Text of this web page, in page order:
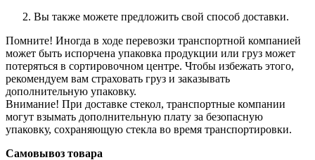
Вы также можете предложить свой способ доставки.
Помните! Иногда в ходе перевозки транспортной компанией
может быть испорчена упаковка продукции или груз может
потеряться в сортировочном центре. Чтобы избежать этого,
рекомендуем вам страховать груз и заказывать
дополнительную упаковку.
Внимание! При доставке стекол, транспортные компании
могут взымать дополнительную плату за безопасную
упаковку, сохраняющую стекла во время транспортировки.
Самовывоз товара